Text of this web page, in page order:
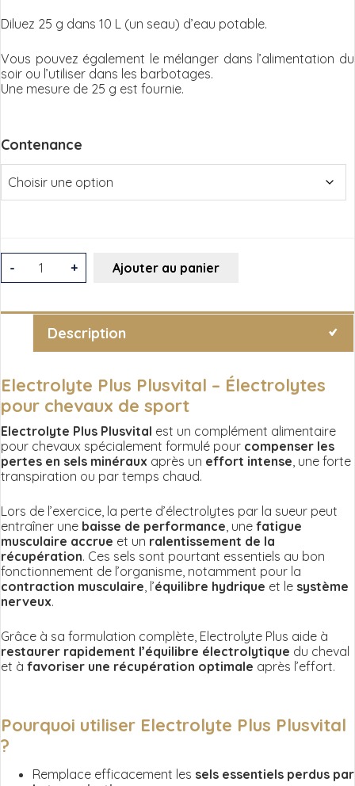
Diluez 25 g dans 10 L (un seau) d’eau potable.
Vous pouvez également le mélanger dans l’alimentation du
soir ou l’utiliser dans les barbotages.
Une mesure de 25 g est fournie.
Contenance
quantité
de
Plusvital
Electrolyte
- + Ajouter au panier
Description
Electrolyte Plus Plusvital – Électrolytes
pour chevaux de sport
Electrolyte Plus Plusvital est un complément alimentaire
pour chevaux spécialement formulé pour compenser les
pertes en sels minéraux après un effort intense, une forte
transpiration ou par temps chaud.
Lors de l’exercice, la perte d’électrolytes par la sueur peut
entraîner une baisse de performance, une fatigue
musculaire accrue et un ralentissement de la
récupération. Ces sels sont pourtant essentiels au bon
fonctionnement de l’organisme, notamment pour la
contraction musculaire, l’équilibre hydrique et le système
nerveux.
Grâce à sa formulation complète, Electrolyte Plus aide à
restaurer rapidement l’équilibre électrolytique du cheval
et à favoriser une récupération optimale après l’effort.
Pourquoi utiliser Electrolyte Plus Plusvital
?
Remplace efficacement les sels essentiels perdus par